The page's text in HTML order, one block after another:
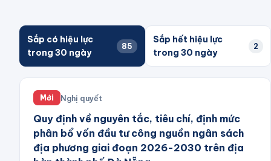
Sắp có hiệu lực
trong 30 ngày
85
Sắp hết hiệu lực
trong 30 ngày
2
Mới Nghị quyết
Quy định về nguyên tắc, tiêu chí, định mức
phân bổ vốn đầu tư công nguồn ngân sách
địa phương giai đoạn 2026-2030 trên địa